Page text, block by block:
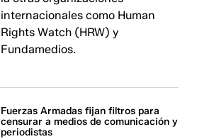
internacionales como Human
Rights Watch (HRW) y
Fundamedios.
Fuerzas Armadas fijan filtros para
censurar a medios de comunicación y
periodistas